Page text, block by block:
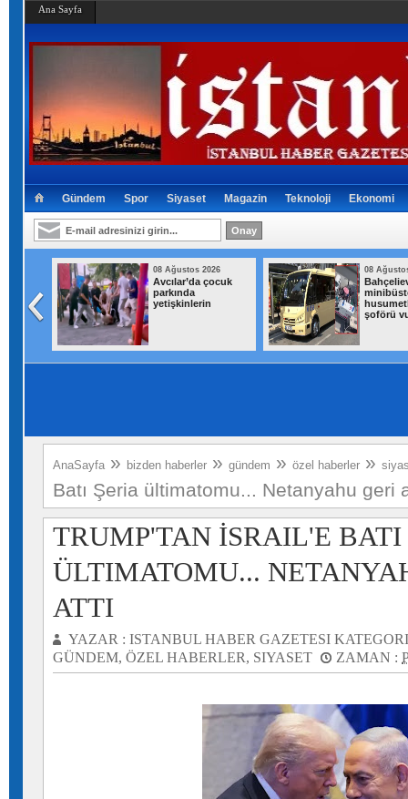
Ana Sayfa
Gündem Spor Siyaset Magazin Teknoloji Ekonomi
08 Ağustos 2026
Avcılar’da çocuk
parkında
yetişkinlerin
08
şoförü
AnaSayfa » bizden haberler » gündem » özel haberler »
Batı Şeria ültimatomu... Netanyahu geri
TRUMP'TAN İSRAIL'E BATI
ÜLTIMATOMU...
ATTI
YAZAR : ISTANBUL HABER GAZETESI
GÜNDEM, ÖZEL HABERLER, SIYASET ZAMAN :